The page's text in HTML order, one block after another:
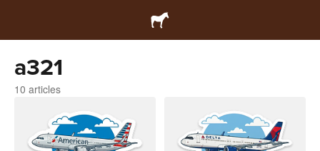
a321
10 articles